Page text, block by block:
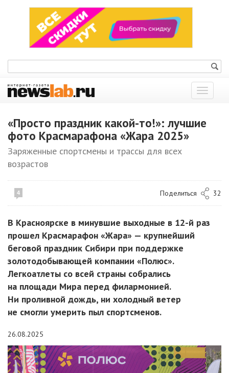
Показать
меню
«Просто праздник какой-то!»: лучшие
фото Красмарафона «Жара 2025»
Заряженные спортсмены и трассы для всех
возрастов
4 Поделиться 32
В Красноярске в минувшие выходные в 12-й раз
прошел Красмарафон «Жара» — крупнейший
беговой праздник Сибири при поддержке
золотодобывающей компании «Полюс».
Легкоатлеты со всей страны собрались
на площади Мира перед филармонией.
Ни проливной дождь, ни холодный ветер
не смогли умерить пыл спортсменов.
26.08.2025